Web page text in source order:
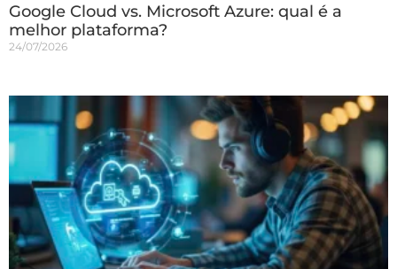
Google Cloud vs. Microsoft Azure: qual é a
melhor plataforma?
24/07/2026